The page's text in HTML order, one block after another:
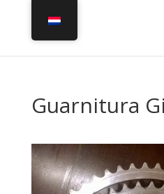
Guarnitura